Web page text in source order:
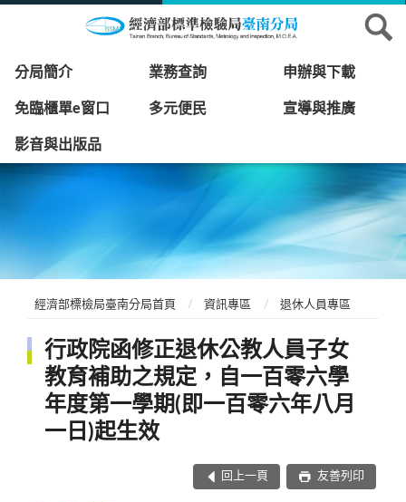
分局簡介 業務查詢 申辦與下載
免臨櫃單e窗口 多元便民 宣導與推廣
影音與出版品
經濟部標檢局臺南分局首頁 資訊專區 退休人員專區
行政院函修正退休公教人員子女
教育補助之規定，自一百零六學
年度第一學期(即一百零六年八月
一日)起生效
回上一頁 友善列印